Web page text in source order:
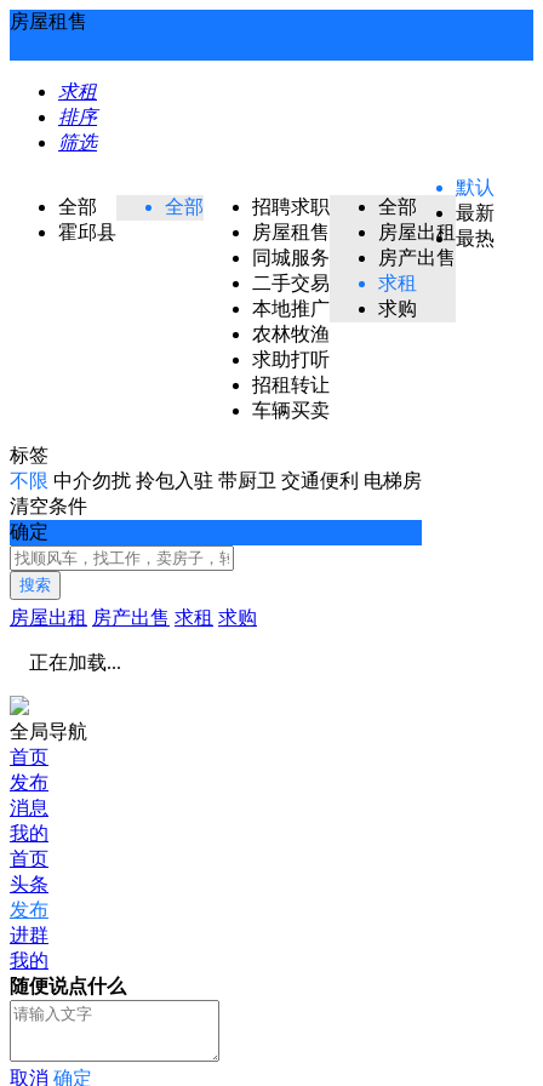
房屋租售
求租
排序
筛选
全部
霍邱县
全部
招聘求职
房屋租售
同城服务
二手交易
本地推广
农林牧渔
求助打听
招租转让
车辆买卖
全部
房屋出租
房产出售
求租
求购
默认
最新
最热
标签
不限 中介勿扰 拎包入驻 带厨卫 交通便利 电梯房
清空条件
确定
搜索
房屋出租 房产出售 求租 求购
正在加载...
全局导航
首页
发布
消息
我的
首页
头条
发布
进群
我的
随便说点什么
取消 确定